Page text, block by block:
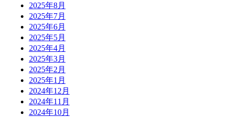
2025年8月
2025年7月
2025年6月
2025年5月
2025年4月
2025年3月
2025年2月
2025年1月
2024年12月
2024年11月
2024年10月